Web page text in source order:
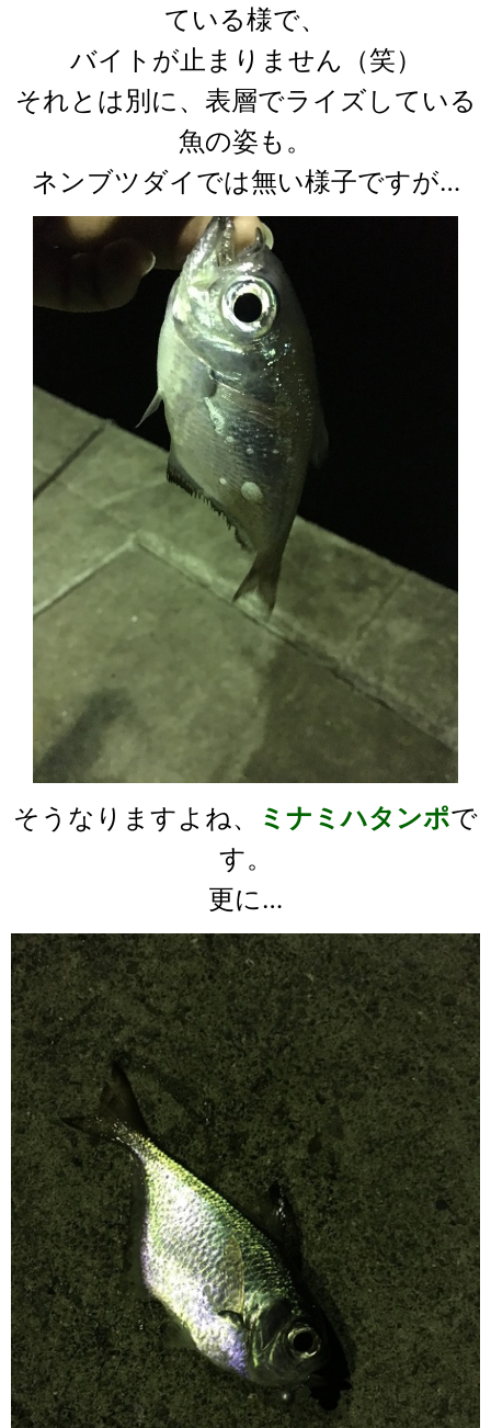
ている様で、
バイトが止まりません（笑）
それとは別に、表層でライズしている
魚の姿も。
ネンブツダイでは無い様子ですが…
そうなりますよね、 ミナミハタンポで
す。
更に…